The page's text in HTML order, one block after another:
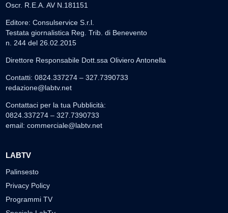
Oscr. R.E.A. AV N.181151
Editore: Consulservice S.r.l.
Testata giornalistica Reg. Trib. di Benevento
n. 244 del 26.02.2015
Direttore Responsabile Dott.ssa Oliviero Antonella
Contatti: 0824.337274 – 327.7390733
redazione@labtv.net
Contattaci per la tua Pubblicità:
0824.337274 – 327.7390733
email: commerciale@labtv.net
LABTV
Palinsesto
Privacy Policy
Programmi TV